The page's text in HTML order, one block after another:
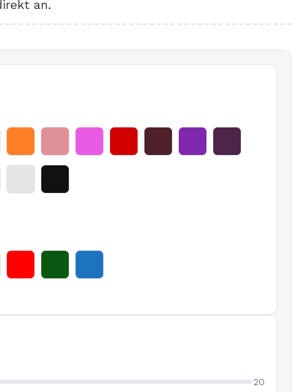
an.
20